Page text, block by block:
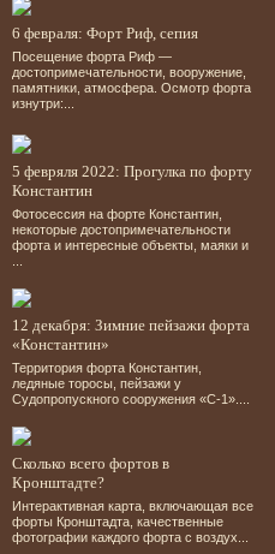
6 февраля: Форт Риф, сепия
Посещение форта Риф —
достопримечательности, вооружение,
памятники, атмосфера. Осмотр форта
изнутри:...
5 февряля 2022: Прогулка по форту
Константин
Фотосессия на форте Константин,
некоторые достопримечательности
форта и интересные объекты, маяки и
12 декабря: Зимние пейзажи форта
«Константин»
Территория форта Константин,
ледяные торосы, пейзажи у
Судопропускного сооружения «С-1»....
Сколько всего фортов в
Кронштадте?
Интерактивная карта, включающая все
форты Кронштадта, качественные
фотографии каждого форта с воздух...